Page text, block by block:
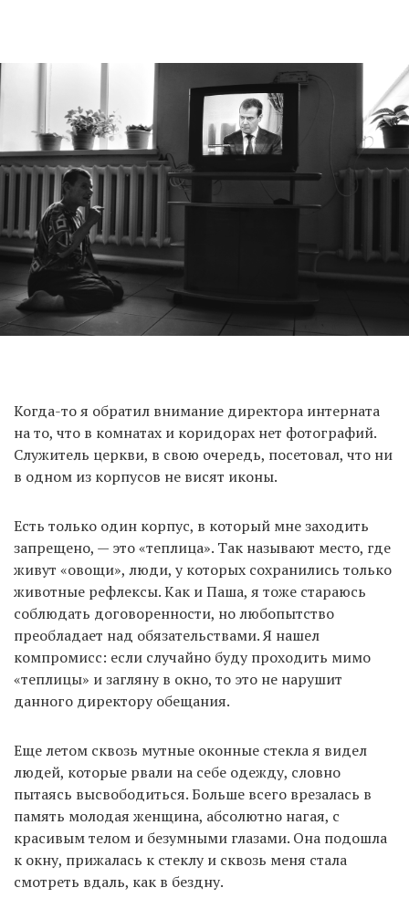
Когда-то я обратил внимание директора интерната
на то, что в комнатах и коридорах нет фотографий.
Служитель церкви, в свою очередь, посетовал, что ни
в одном из корпусов не висят иконы.
Есть только один корпус, в который мне заходить
запрещено, — это «теплица». Так называют место, где
живут «овощи», люди, у которых сохранились только
животные рефлексы. Как и Паша, я тоже стараюсь
соблюдать договоренности, но любопытство
преобладает над обязательствами. Я нашел
компромисс: если случайно буду проходить мимо
«теплицы» и загляну в окно, то это не нарушит
данного директору обещания.
Еще летом сквозь мутные оконные стекла я видел
людей, которые рвали на себе одежду, словно
пытаясь высвободиться. Больше всего врезалась в
память молодая женщина, абсолютно нагая, с
красивым телом и безумными глазами. Она подошла
к окну, прижалась к стеклу и сквозь меня стала
смотреть вдаль, как в бездну.